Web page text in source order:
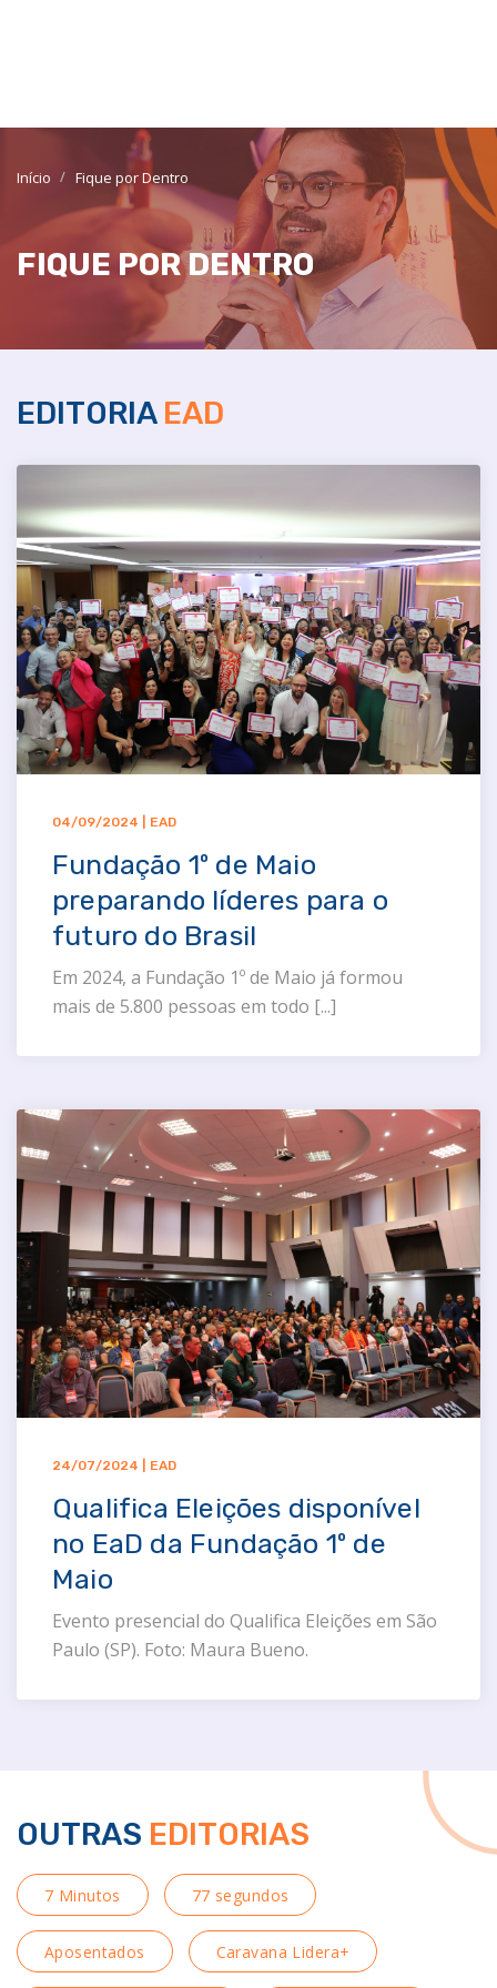
Início Fique por Dentro
FIQUE POR DENTRO
EDITORIA EAD
04/09/2024 | EAD
Fundação 1º de Maio
preparando líderes para o
futuro do Brasil
Em 2024, a Fundação 1º de Maio já formou
mais de 5.800 pessoas em todo [...]
24/07/2024 | EAD
Qualifica Eleições disponível
no EaD da Fundação 1º de
Maio
Evento presencial do Qualifica Eleições em São
Paulo (SP). Foto: Maura Bueno.
OUTRAS EDITORIAS
7 Minutos 77 segundos
Aposentados Caravana Lidera+